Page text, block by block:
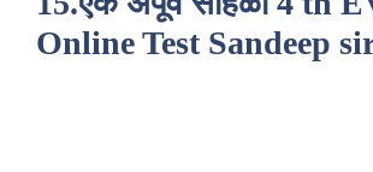
Online Test Sandeep